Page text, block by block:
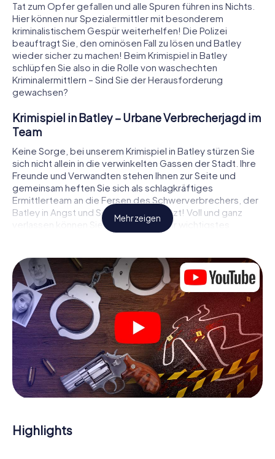
Tat zum Opfer gefallen und alle Spuren führen ins Nichts.
Hier können nur Spezialermittler mit besonderem
kriminalistischem Gespür weiterhelfen! Die Polizei
beauftragt Sie, den ominösen Fall zu lösen und Batley
wieder sicher zu machen! Beim Krimispiel in Batley
schlüpfen Sie also in die Rolle von waschechten
Kriminalermittlern – Sind Sie der Herausforderung
gewachsen?
Krimispiel in Batley – Urbane Verbrecherjagd im
Team
Keine Sorge, bei unserem Krimispiel in Batley stürzen Sie
sich nicht allein in die verwinkelten Gassen der Stadt. Ihre
Freunde und Verwandten stehen Ihnen zur Seite und
gemeinsam heften Sie sich als schlagkräftiges
Ermittlerteam an die Fersen des Schwerverbrechers, der
Batley in Angst und Schrecken versetzt! Voll und ganz
verlassen können Sie sich dabei auf Ihr wichtigstes
Ermittlerutensil, Ihr Smartphone. Mittels GPS-Navigation
zahlreichen Schauplätzen in Batley, die mit der Tat in
Verbindung stehen, und schließlich zum Mörder. An jedem
Ort knacken Sie knifflige Rätsel und kommen so Stück für
Stück der Lösung des Falls immer näher. Anders als bei
einem klassischen Krimi Dinner in Batley bestimmen also
Sie das Geschehen, bewegen sich an der frischen Luft
und entdecken obendrein die Stadt mit ganz neuen
Augen.
Mitmachkrimi in Batley - Die interaktive Krimi
Tour
Videoschalte zu einem Zeugen, geheimes Belauschen
Mehr zeigen
Highlights